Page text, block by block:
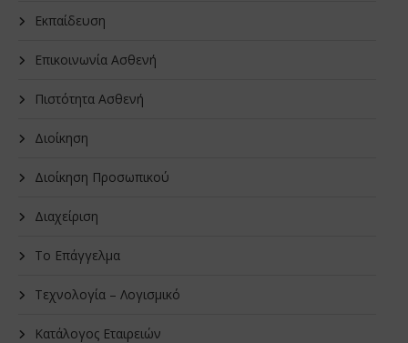
Εκπαίδευση
Επικοινωνία Ασθενή
Πιστότητα Ασθενή
Διοίκηση
Διοίκηση Προσωπικού
Διαχείριση
Το Επάγγελμα
Τεχνολογία – Λογισμικό
Κατάλογος Εταιρειών